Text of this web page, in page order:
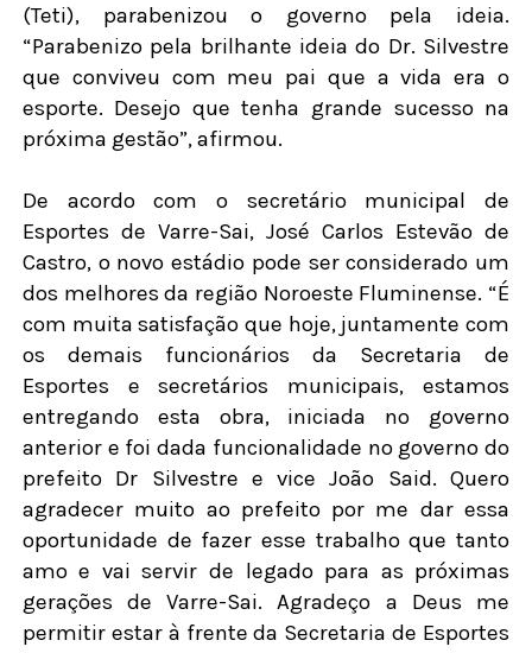
(Teti), parabenizou o governo pela ideia.
“Parabenizo pela brilhante ideia do Dr. Silvestre
que conviveu com meu pai que a vida era o
esporte. Desejo que tenha grande sucesso na
próxima gestão”, afirmou.
De acordo com o secretário municipal de
Esportes de Varre-Sai, José Carlos Estevão de
Castro, o novo estádio pode ser considerado um
dos melhores da região Noroeste Fluminense. “É
com muita satisfação que hoje, juntamente com
os demais funcionários da Secretaria de
Esportes e secretários municipais, estamos
entregando esta obra, iniciada no governo
anterior e foi dada funcionalidade no governo do
prefeito Dr Silvestre e vice João Said. Quero
agradecer muito ao prefeito por me dar essa
oportunidade de fazer esse trabalho que tanto
amo e vai servir de legado para as próximas
gerações de Varre-Sai. Agradeço a Deus me
permitir estar à frente da Secretaria de Esportes